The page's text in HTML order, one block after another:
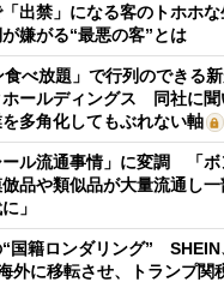
「出禁」になる客のトホホ
嫌がる“最悪の客”とは
食べ放題」で行列のできる
ールディングス 同社に聞
多角化してもぶれない軸
ル流通事情」に変調 「ボ
品や類似品が大量流通し
」
国籍ロンダリング” SHEIN
外に移転させ、トランプ関